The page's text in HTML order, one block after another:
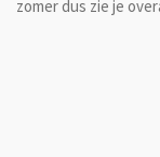
zomer dus zie je